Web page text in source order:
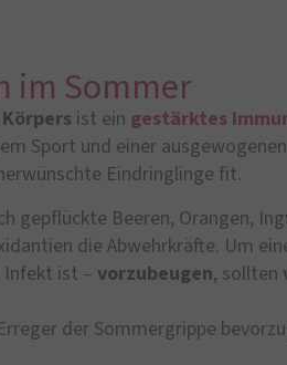
im Sommer
Körpers ist ein gestärktes
Sport und einer
Eindringlinge fit.
gepflückte Beeren, Orangen,
die Abwehrkräfte. Um
Infekt ist – vorzubeugen, sollten
der Sommergrippe